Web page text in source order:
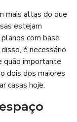
mais altas do que
estejam
com base
é necessário
quão importante
dois dos maiores
casas hoje.